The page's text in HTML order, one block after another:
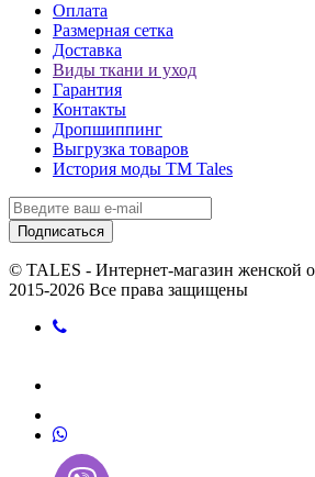
Оплата
Размерная сетка
Доставка
Виды ткани и уход
Гарантия
Контакты
Дропшиппинг
Выгрузка товаров
История моды ТМ Tales
Подписаться
© TALES - Интернет-магазин женской
2015-2026 Все права защищены